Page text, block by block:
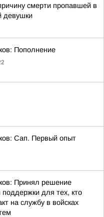
смерти пропавшей в
девушки
Пополнение
Сап. Первый опыт
Принял решение
для тех, кто
на службу в войсках